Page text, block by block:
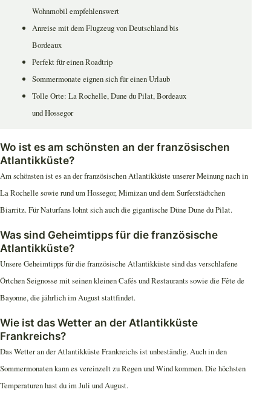
Wohnmobil empfehlenswert
Anreise mit dem Flugzeug von Deutschland bis
Bordeaux
Perfekt für einen Roadtrip
Sommermonate eignen sich für einen Urlaub
Tolle Orte: La Rochelle, Dune du Pilat, Bordeaux
und Hossegor
Wo ist es am schönsten an der französischen
Atlantikküste?
Am schönsten ist es an der französischen Atlantikküste unserer Meinung nach in
La Rochelle sowie rund um Hossegor, Mimizan und dem Surferstädtchen
Biarritz. Für Naturfans lohnt sich auch die gigantische Düne Dune du Pilat.
Was sind Geheimtipps für die französische
Atlantikküste?
Unsere Geheimtipps für die französische Atlantikküste sind das verschlafene
Örtchen Seignosse mit seinen kleinen Cafés und Restaurants sowie die Fête de
Bayonne, die jährlich im August stattfindet.
Wie ist das Wetter an der Atlantikküste
Frankreichs?
Das Wetter an der Atlantikküste Frankreichs ist unbeständig. Auch in den
Sommermonaten kann es vereinzelt zu Regen und Wind kommen. Die höchsten
Temperaturen hast du im Juli und August.